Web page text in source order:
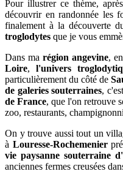
Pour illustrer ce thème,
découvrir en randonnée les
finalement à la découverte
troglodytes que je vous
Dans ma région angevine, en
Loire, l'univers
particulièrement du côté de
de galeries souterraines, c'est
de France, que l'on retrouve
zoo, restaurants,
On y trouve aussi tout un
à Louresse-Rochemenier
vie paysanne souterraine
anciennes fermes creusées